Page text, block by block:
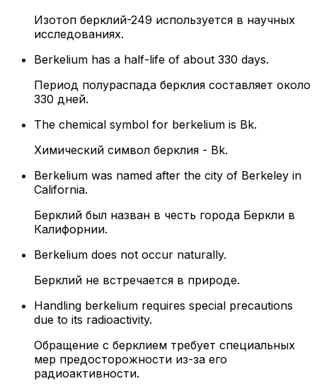
Изотоп берклий-249 используется в научных
исследованиях.
Berkelium has a half-life of about 330 days.
Период полураспада берклия составляет около
330 дней.
The chemical symbol for berkelium is Bk.
Химический символ берклия - Bk.
Berkelium was named after the city of Berkeley in
California.
Берклий был назван в честь города Беркли в
Калифорнии.
Berkelium does not occur naturally.
Берклий не встречается в природе.
Handling berkelium requires special precautions
due to its radioactivity.
Обращение с берклием требует специальных
мер предосторожности из-за его
радиоактивности.